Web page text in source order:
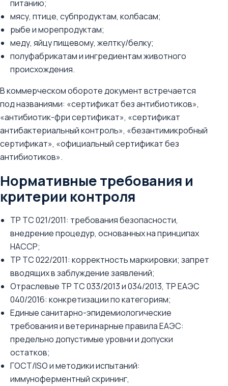
питанию;
мясу, птице, субпродуктам, колбасам;
рыбе и морепродуктам;
меду, яйцу пищевому, желтку/белку;
полуфабрикатам и ингредиентам животного
происхождения.
В коммерческом обороте документ встречается
под названиями: «сертификат без антибиотиков»,
«антибиотик-фри сертификат», «сертификат
антибактериальный контроль», «безантимикробный
сертификат», «официальный сертификат без
антибиотиков».
Нормативные требования и
критерии контроля
ТР ТС 021/2011: требования безопасности,
внедрение процедур, основанных на принципах
НАССР;
ТР ТС 022/2011: корректность маркировки; запрет
вводящих в заблуждение заявлений;
Отраслевые ТР ТС 033/2013 и 034/2013, ТР ЕАЭС
040/2016: конкретизации по категориям;
Единые санитарно-эпидемиологические
требования и ветеринарные правила ЕАЭС:
предельно допустимые уровни и допуски
остатков;
ГОСТ/ISO и методики испытаний:
иммуноферментный скрининг,